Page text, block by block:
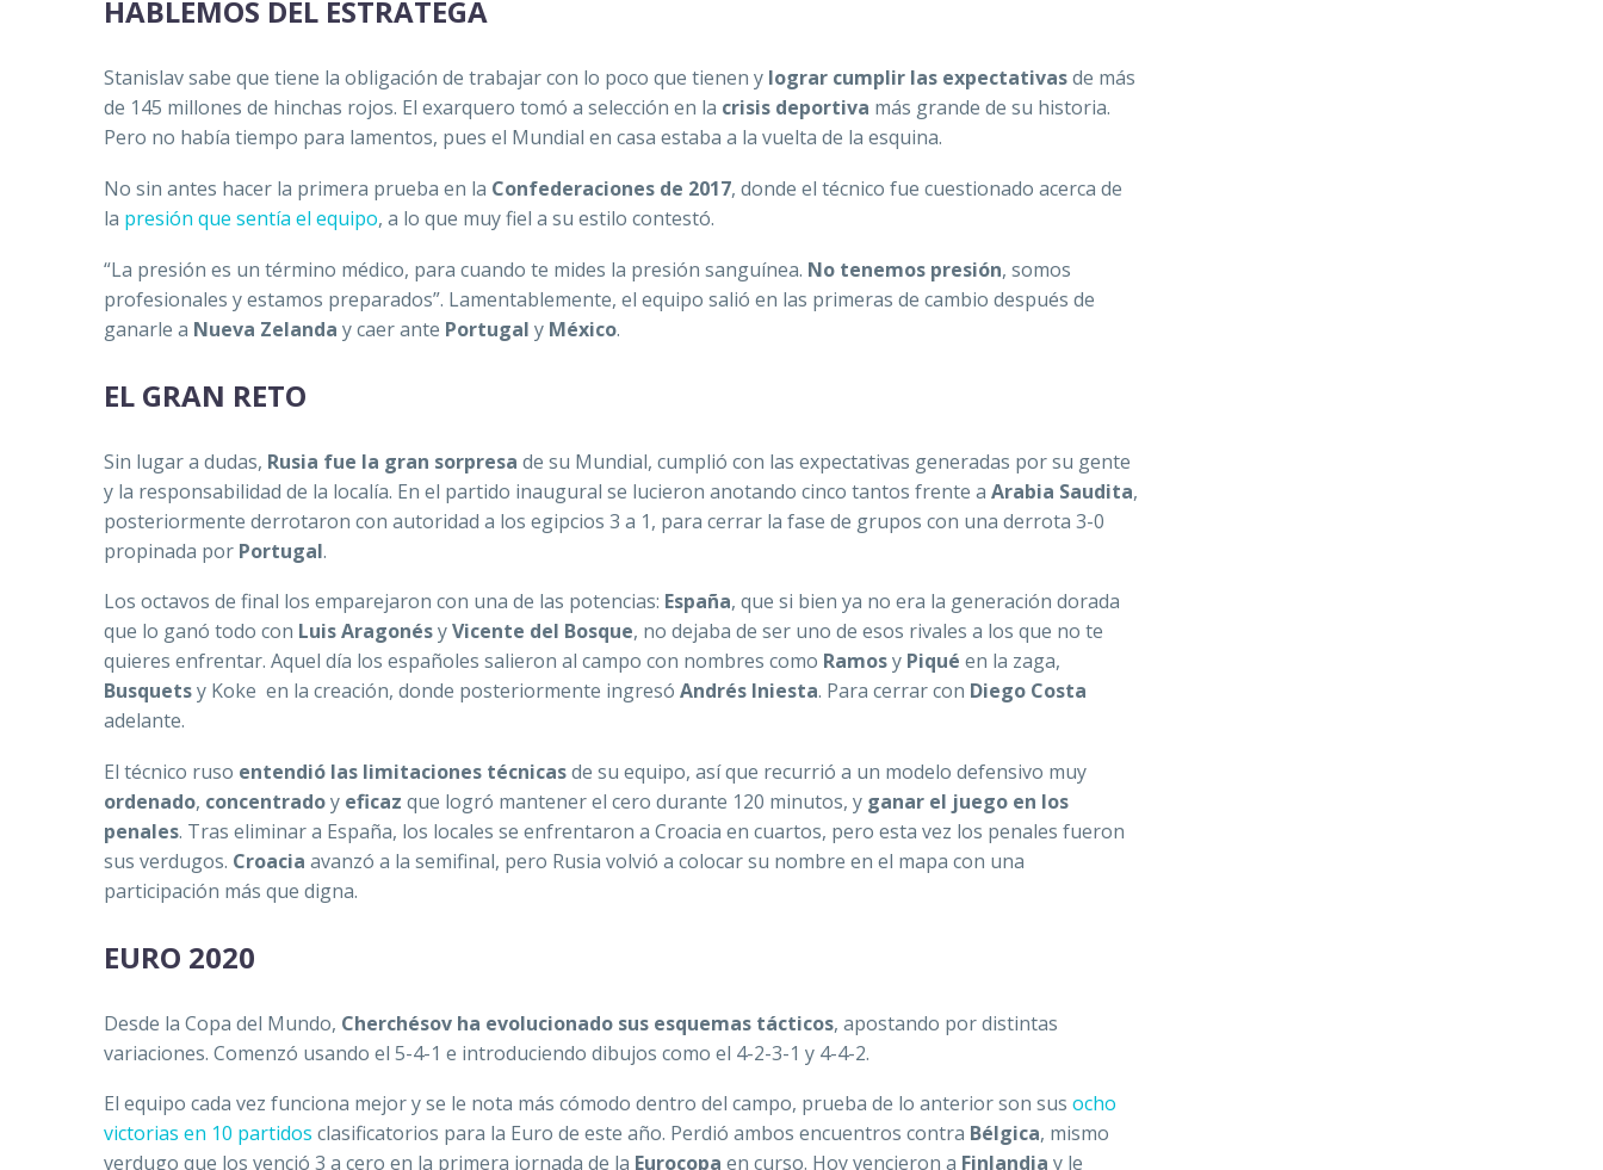
HABLEMOS DEL ESTRATEGA
Stanislav sabe que tiene la obligación de trabajar con lo poco que tienen y lograr cumplir las expectativasde más
de 145 millones de hinchas rojos. El exarquero tomó a selección en la crisis deportiva más grande de su historia.
Pero no había tiempo para lamentos, pues el Mundial en casa estaba a la vuelta de la esquina.
No sin antes hacer la primera prueba en la Confederaciones de 2017, donde el técnico fue cuestionado acerca de
la presión que sentía el equipo, a lo que muy fiel a su estilo contestó.
“La presión es un término médico, para cuando te mides la presión sanguínea. No tenemos presión, somos
profesionales y estamos preparados”. Lamentablemente, el equipo salió en las primeras de cambio después de
ganarle a Nueva Zelanda y caer ante Portugal y México.
EL GRAN RETO
Sin lugar a dudas, Rusia fue la gran sorpresa de su Mundial, cumplió con las expectativas generadas por su gente
y la responsabilidad de la localía. En el partido inaugural se lucieron anotando cinco tantos frente a Arabia Saudita,
posteriormente derrotaron con autoridad a los egipcios 3 a 1, para cerrar la fase de grupos con una derrota 3-0
propinada por Portugal.
Los octavos de final los emparejaron con una de las potencias: España, que si bien ya no era la generación dorada
que lo ganó todo con Luis AragonésyVicente del Bosque, no dejaba de ser uno de esos rivales a los que no te
quieres enfrentar. Aquel día los españoles salieron al campo con nombres como Ramosy Piqué en la zaga,
Busquetsy Koke en la creación, donde posteriormente ingresó Andrés Iniesta. Para cerrar con Diego Costa
adelante.
El técnico ruso entendió las limitaciones técnicasde su equipo, así que recurrió a un modelo defensivo muy
ordenado, concentradoy eficaz que logró mantener el cero durante 120 minutos, y ganar el juego en los
penales. Tras eliminar a España, los locales se enfrentaron a Croacia en cuartos, pero esta vez los penales fueron
sus verdugos. Croacia avanzó a la semifinal, pero Rusia volvió a colocar su nombre en el mapa con una
participación más que digna.
EURO 2020
Desde la Copa del Mundo, Cherchésov ha evolucionado sus esquemas tácticos, apostando por distintas
variaciones. Comenzó usando el 5-4-1 e introduciendo dibujos como el 4-2-3-1 y 4-4-2.
El equipo cada vez funciona mejor y se le nota más cómodo dentro del campo, prueba de lo anterior son sus ocho
victorias en 10 partidos clasificatorios para la Euro de este año. Perdió ambos encuentros contra Bélgica, mismo
verdugo que los venció 3 a cero en la primera jornada de la Eurocopa en curso. Hoy vencieron a Finlandia y le